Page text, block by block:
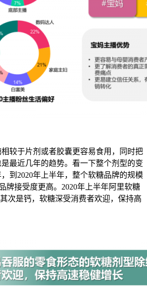
较于片剂或者胶囊更容易食用，同时把
最近几年的趋势。看一下整个剂型的变
到2020年上半年，整个软糖品牌的规模
牌接受度更高。2020年上半年阿里软糖
次是钙，软糖深受消费者欢迎，保持高